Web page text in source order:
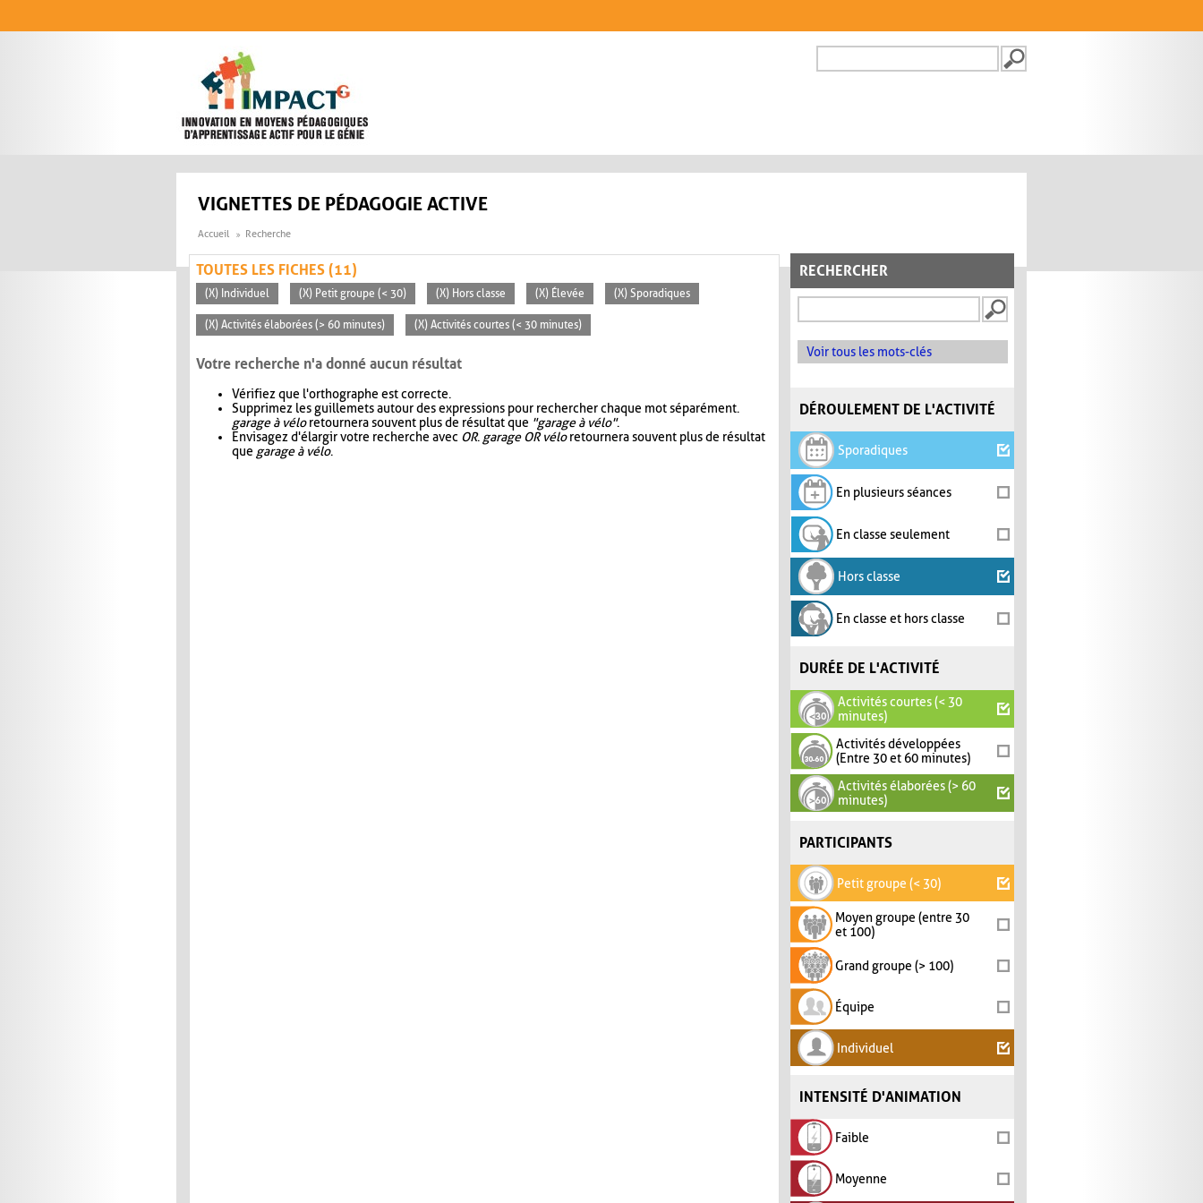
FORMULAIRE DE
VIGNETTES DE PÉDAGOGIE ACTIVE
Accueil Recherche
RECHERCHER
Voir tous les mots-clés
DÉROULEMENT DE L'ACTIVITÉ
Sporadiques
En plusieurs séances
En classe seulement
Hors classe
En classe et hors classe
DURÉE DE L'ACTIVITÉ
Activités courtes (< 30
minutes)
Activités développées
(Entre 30 et 60 minutes)
Activités élaborées (> 60
minutes)
PARTICIPANTS
Petit groupe (< 30)
Moyen groupe (entre 30
et 100)
Grand groupe (> 100)
Équipe
Individuel
INTENSITÉ D'ANIMATION
Faible
Moyenne
TOUTES LES FICHES (11)
(X) Individuel (X) Petit groupe (< 30) (X) Hors classe (X) Élevée (X) Sporadiques
(X) Activités élaborées (> 60 minutes) (X) Activités courtes (< 30 minutes)
Votre recherche n'a donné aucun résultat
Vérifiez que l'orthographe est correcte.
Supprimez les guillemets autour des expressions pour rechercher chaque mot séparément.
garage à véloretournera souvent plus de résultat que "garage à vélo".
Envisagez d'élargir votre recherche avec OR. garage OR véloretournera souvent plus de résultat
que garage à vélo.